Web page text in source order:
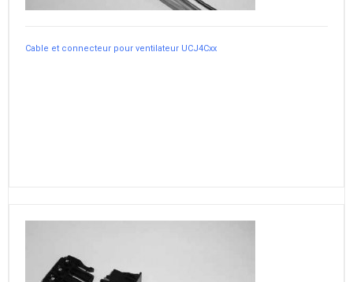
Cable et connecteur pour ventilateur UCJ4Cxx